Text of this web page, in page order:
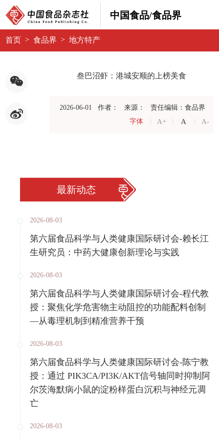
中国食品/食品界
首页 > 食品界 > 地方特产
叁巴沼虾：港城安顺的上榜美食
2026-06-01 作者： 来源：
责任编辑：食品界
字体
A+ A A-
最新动态
2026-08-03
第六届食品科学与人类健康国际研讨会-赖长江
生研究员：中药大健康创新理论与实践
2026-08-03
第六届食品科学与人类健康国际研讨会-程代教
授：聚焦化学危害物主动阻控的功能配料创制
—从毒理机制到精准营养干预
2026-08-03
第六届食品科学与人类健康国际研讨会-陈宁教
授：通过 PIK3CA/PI3K/AKT信号轴同时抑制阿
尔茨海默病小鼠的淀粉样蛋白沉积与神经元凋
亡
2026-08-03